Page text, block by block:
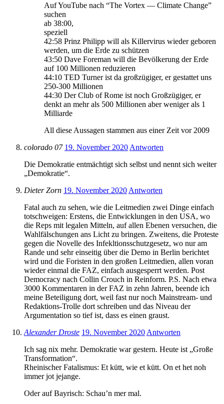
Auf YouTube nach “The Vortex — Climate Change”
suchen
ab 38:00,
speziell
42:58 Prinz Philipp will als Killervirus wieder geboren
werden, um die Erde zu schützen
43:50 Dave Foreman will die Bevölkerung der Erde
auf 100 Millionen reduzieren
44:10 TED Turner ist da großzügiger, er gestattet uns
250-300 Millionen
44:30 Der Club of Rome ist noch Großzügiger, er
denkt an mehr als 500 Millionen aber weniger als 1
Milliarde
All diese Aussagen stammen aus einer Zeit vor 2009
colorado 07 19. November 2020 Antworten
Die Demokratie entmächtigt sich selbst und nennt sich weiter
„Demokratie“.
Dieter Zorn 19. November 2020 Antworten
Fatal auch zu sehen, wie die Leitmedien zwei Dinge einfach
totschweigen: Erstens, die Entwicklungen in den USA, wo
die Reps mit legalen Mitteln, auf allen Ebenen versuchen, die
Wahlfälschungen ans Licht zu bringen. Zweitens, die Proteste
gegen die Novelle des Infekltionsschutzgesetz, wo nur am
Rande und sehr einseitig über die Demo in Berlin berichtet
wird und die Foristen in den großen Leitmedien, allen voran
wieder einmal die FAZ, einfach ausgesperrt werden. Post
Democracy nach Collin Crouch in Reinform. P.S. Nach etwa
3000 Kommentaren in der FAZ in zehn Jahren, beende ich
meine Beteiligung dort, weil fast nur noch Mainstream- und
Redaktions-Trolle dort schreiben und das Niveau der
Argumentation so tief ist, dass es einen graust.
Alexander Droste 19. November 2020 Antworten
Ich sag nix mehr. Demokratie war gestern. Heute ist „Große
Transformation“.
Rheinischer Fatalismus: Et kütt, wie et kütt. On et het noh
immer jot jejange.
Oder auf Bayrisch: Schau’n mer mal.